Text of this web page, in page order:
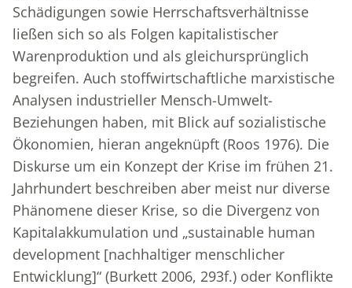
Schädigungen sowie Herrschaftsverhältnisse
ließen sich so als Folgen kapitalistischer
Warenproduktion und als gleichursprünglich
begreifen. Auch stoffwirtschaftliche marxistische
Analysen industrieller Mensch-Umwelt-
Beziehungen haben, mit Blick auf sozialistische
Ökonomien, hieran angeknüpft (Roos 1976). Die
Diskurse um ein Konzept der Krise im frühen 21.
Jahrhundert beschreiben aber meist nur diverse
Phänomene dieser Krise, so die Divergenz von
Kapitalakkumulation und „sustainable human
development [nachhaltiger menschlicher
Entwicklung]“ (Burkett 2006, 293f.) oder Konflikte